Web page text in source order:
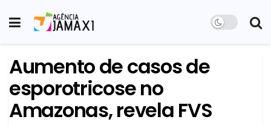
Aumento de casos de
esporotricose no
Amazonas, revela FVS